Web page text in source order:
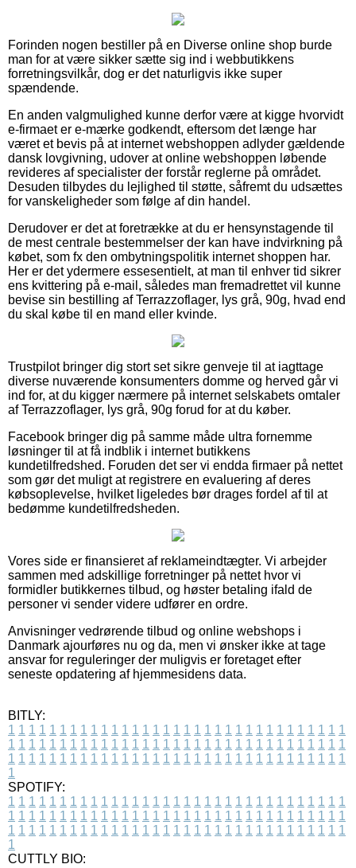
Forinden nogen bestiller på en Diverse online shop burde
man for at være sikker sætte sig ind i webbutikkens
forretningsvilkår, dog er det naturligvis ikke super
spændende.
En anden valgmulighed kunne derfor være at kigge hvorvidt
e-firmaet er e-mærke godkendt, eftersom det længe har
været et bevis på at internet webshoppen adlyder gældende
dansk lovgivning, udover at online webshoppen løbende
revideres af specialister der forstår reglerne på området.
Desuden tilbydes du lejlighed til støtte, såfremt du udsættes
for vanskeligheder som følge af din handel.
Derudover er det at foretrække at du er hensynstagende til
de mest centrale bestemmelser der kan have indvirkning på
købet, som fx den ombytningspolitik internet shoppen har.
Her er det ydermere essesentielt, at man til enhver tid sikrer
ens kvittering på e-mail, således man fremadrettet vil kunne
bevise sin bestilling af Terrazzoflager, lys grå, 90g, hvad end
du skal købe til en mand eller kvinde.
Trustpilot bringer dig stort set sikre genveje til at iagttage
diverse nuværende konsumenters domme og herved går vi
ind for, at du kigger nærmere på internet selskabets omtaler
af Terrazzoflager, lys grå, 90g forud for at du køber.
Facebook bringer dig på samme måde ultra fornemme
løsninger til at få indblik i internet butikkens
kundetilfredshed. Foruden det ser vi endda firmaer på nettet
som gør det muligt at registrere en evaluering af deres
købsoplevelse, hvilket ligeledes bør drages fordel af til at
bedømme kundetilfredsheden.
Vores side er finansieret af reklameindtægter. Vi arbejder
sammen med adskillige forretninger på nettet hvor vi
formidler butikkernes tilbud, og høster betaling ifald de
personer vi sender videre udfører en ordre.
Anvisninger vedrørende tilbud og online webshops i
Danmark ajourføres nu og da, men vi ønsker ikke at tage
ansvar for reguleringer der muligvis er foretaget efter
seneste opdatering af hjemmesidens data.
BITLY:
1 1 1 1 1 1 1 1 1 1 1 1 1 1 1 1 1 1 1 1 1 1 1 1 1 1 1 1 1 1 1 1 1
1 1 1 1 1 1 1 1 1 1 1 1 1 1 1 1 1 1 1 1 1 1 1 1 1 1 1 1 1 1 1 1 1
1 1 1 1 1 1 1 1 1 1 1 1 1 1 1 1 1 1 1 1 1 1 1 1 1 1 1 1 1 1 1 1 1
1
SPOTIFY:
1 1 1 1 1 1 1 1 1 1 1 1 1 1 1 1 1 1 1 1 1 1 1 1 1 1 1 1 1 1 1 1 1
1 1 1 1 1 1 1 1 1 1 1 1 1 1 1 1 1 1 1 1 1 1 1 1 1 1 1 1 1 1 1 1 1
1 1 1 1 1 1 1 1 1 1 1 1 1 1 1 1 1 1 1 1 1 1 1 1 1 1 1 1 1 1 1 1 1
1
CUTTLY BIO: